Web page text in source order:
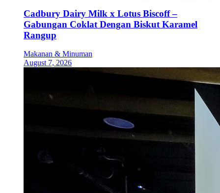
Cadbury Dairy Milk x Lotus Biscoff –
Gabungan Coklat Dengan Biskut Karamel
Rangup
Makanan & Minuman
August 7, 2026